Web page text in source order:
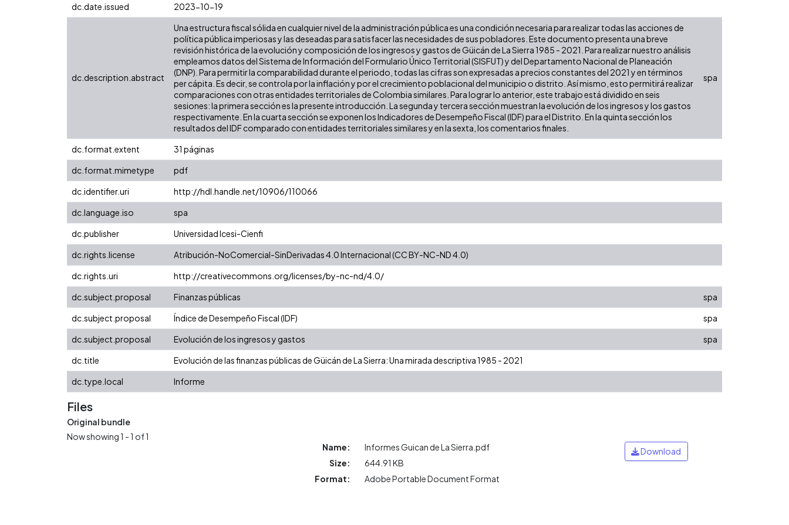
dc.date.issued
2023-10-19
dc.description.abstract
Una estructura fiscal sólida en cualquier nivel de la administración pública es una condición necesaria para realizar todas las acciones de
política pública imperiosas y las deseadas para satisfacer las necesidades de sus pobladores. Este documento presenta una breve
revisión histórica de la evolución y composición de los ingresos y gastos de Güicán de La Sierra 1985 - 2021. Para realizar nuestro análisis
empleamos datos del Sistema de Información del Formulario Único Territorial (SISFUT) y del Departamento Nacional de Planeación
(DNP). Para permitir la comparabilidad durante el periodo, todas las cifras son expresadas a precios constantes del 2021 y en términos
per cápita. Es decir, se controla por la inflación y por el crecimiento poblacional del municipio o distrito. Así mismo, esto permitirá realizar
comparaciones con otras entidades territoriales de Colombia similares. Para lograr lo anterior, este trabajo está dividido en seis
sesiones: la primera sección es la presente introducción. La segunda y tercera sección muestran la evolución de los ingresos y los gastos
respectivamente. En la cuarta sección se exponen los Indicadores de Desempeño Fiscal (IDF) para el Distrito. En la quinta sección los
resultados del IDF comparado con entidades territoriales similares y en la sexta, los comentarios finales.
spa
dc.format.extent
31 páginas
dc.format.mimetype
pdf
dc.identifier.uri
http://hdl.handle.net/10906/110066
dc.language.iso
spa
dc.publisher
Universidad Icesi-Cienfi
dc.rights.license
Atribución-NoComercial-SinDerivadas 4.0 Internacional (CC BY-NC-ND 4.0)
dc.rights.uri
http://creativecommons.org/licenses/by-nc-nd/4.0/
dc.subject.proposal
Finanzas públicas
spa
dc.subject.proposal
Índice de Desempeño Fiscal (IDF)
spa
dc.subject.proposal
Evolución de los ingresos y gastos
spa
dc.title
Evolución de las finanzas públicas de Güicán de La Sierra: Una mirada descriptiva 1985 - 2021
dc.type.local
Informe
Files
Original bundle
Now showing1 - 1 of 1
Name:
Informes Guican de La Sierra.pdf
Size:
644.91 KB
Format:
Adobe Portable Document Format
Download